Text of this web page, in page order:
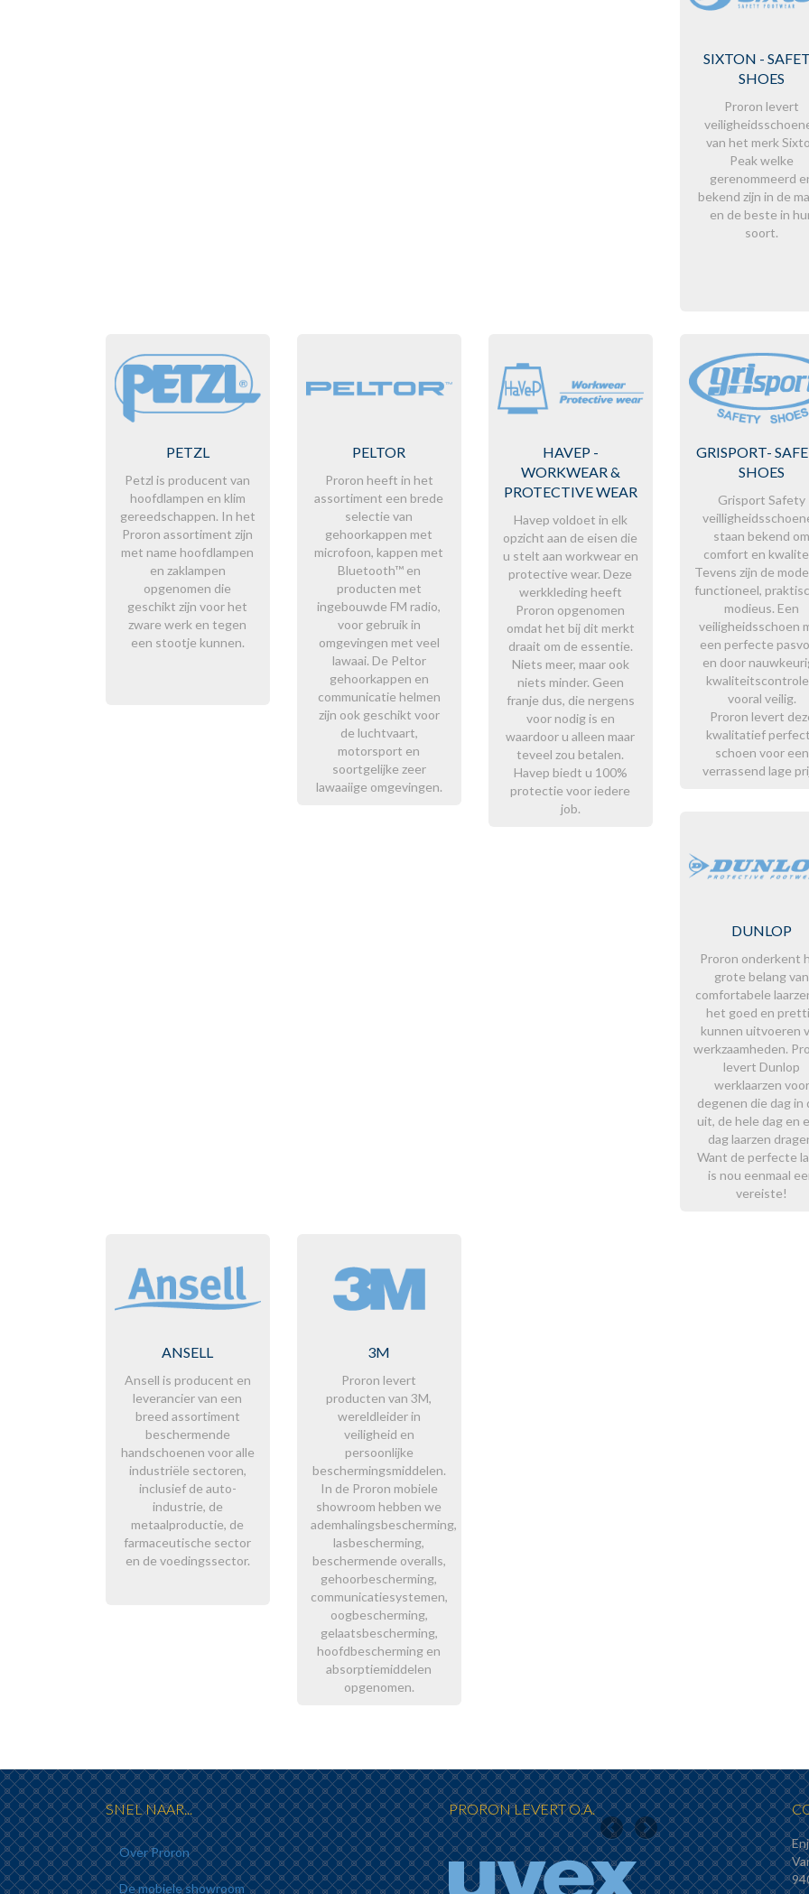
SIXTON -
SHOES
Proron levert
van het merk
Peak welke
gerenommeerd
bekend zijn in de
en de beste in
soort.
PETZL
Petzl is producent van
hoofdlampen en klim
gereedschappen. In het
Proron assortiment zijn
met name hoofdlampen
en zaklampen
opgenomen die
geschikt zijn voor het
zware werk en tegen
een stootje kunnen.
PELTOR
Proron heeft in het
assortiment een brede
selectie van
gehoorkappen met
microfoon, kappen met
Bluetooth™ en
producten met
ingebouwde FM radio,
voor gebruik in
omgevingen met veel
lawaai. De Peltor
gehoorkappen en
communicatie helmen
zijn ook geschikt voor
de luchtvaart,
motorsport en
soortgelijke zeer
lawaaiige omgevingen.
HAVEP -
WORKWEAR &
PROTECTIVE WEAR
Havep voldoet in elk
opzicht aan de eisen die
u stelt aan workwear en
protective wear. Deze
werkkleding heeft
Proron opgenomen
omdat het bij dit merkt
draait om de essentie.
Niets meer, maar ook
niets minder. Geen
franje dus, die nergens
voor nodig is en
waardoor u alleen maar
teveel zou betalen.
Havep biedt u 100%
protectie voor iedere
job.
GRISPORT-
SHOES
Grisport Safety
staan bekend om
comfort en
Tevens zijn de
functioneel,
modieus. Een
veiligheidsschoen
een perfecte
en door
vooral veilig.
Proron levert
kwalitatief
schoen voor een
verrassend lage
DUNLOP
Proron onderkent
grote belang van
comfortabele
het goed en
kunnen uitvoeren
werkzaamheden.
levert Dunlop
werklaarzen voor
degenen die dag in
uit, de hele dag en
dag laarzen
Want de perfecte
is nou eenmaal
vereiste!
ANSELL
Ansell is producent en
leverancier van een
breed assortiment
beschermende
handschoenen voor alle
industriële sectoren,
inclusief de auto-
industrie, de
metaalproductie, de
farmaceutische sector
en de voedingssector.
3M
Proron levert
producten van 3M,
wereldleider in
veiligheid en
persoonlijke
beschermingsmiddelen.
In de Proron mobiele
showroom hebben we
ademhalingsbescherming,
lasbescherming,
beschermende overalls,
gehoorbescherming,
communicatiesystemen,
oogbescherming,
gelaatsbescherming,
hoofdbescherming en
absorptiemiddelen
opgenomen.
SNEL NAAR...
Over Proron
De mobiele showroom
PRORON LEVERT O.A.
Next